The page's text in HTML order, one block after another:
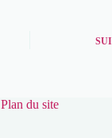
Plan du site